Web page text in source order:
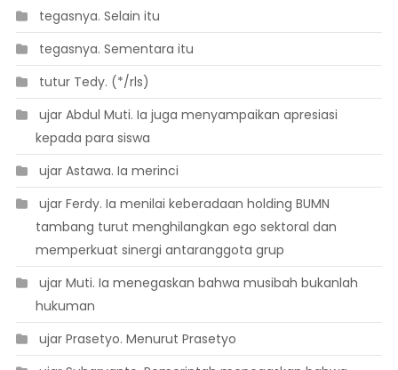
 tegasnya. Selain itu
 tegasnya. Sementara itu
 tutur Tedy. (*/rls)
 ujar Abdul Muti. Ia juga menyampaikan apresiasi
kepada para siswa
 ujar Astawa. Ia merinci
 ujar Ferdy. Ia menilai keberadaan holding BUMN
tambang turut menghilangkan ego sektoral dan
memperkuat sinergi antaranggota grup
 ujar Muti. Ia menegaskan bahwa musibah bukanlah
hukuman
 ujar Prasetyo. Menurut Prasetyo